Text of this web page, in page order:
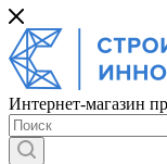
Интернет-магазин